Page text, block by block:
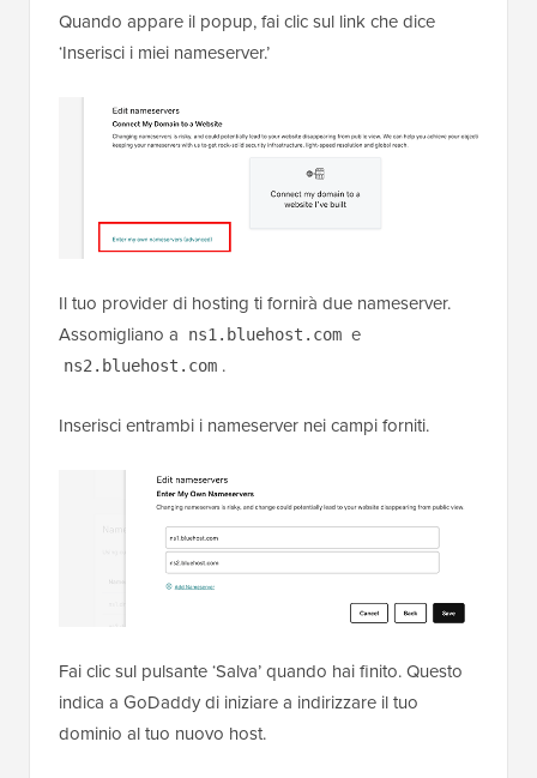
Quando appare il popup, fai clic sul link che dice
‘Inserisci i miei nameserver.’
Il tuo provider di hosting ti fornirà due nameserver.
Assomigliano a
ns1.bluehost.com e
ns2.bluehost.com .
Inserisci entrambi i nameserver nei campi forniti.
Fai clic sul pulsante ‘Salva’ quando hai finito. Questo
indica a GoDaddy di iniziare a indirizzare il tuo
dominio al tuo nuovo host.